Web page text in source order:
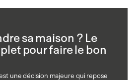
sa maison ? Le
pour faire le bon
une décision majeure qui repose